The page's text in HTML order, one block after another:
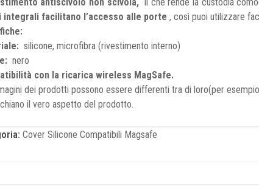
integrali facilitano l’accesso alle porte , così puoi utilizzare
silicone, microfibra (rivestimento interno)
nero
con la ricarica wireless MagSafe.
dei prodotti possono essere differenti tra di loro(per
il vero aspetto del prodotto.
Cover Silicone Compatibili Magsafe